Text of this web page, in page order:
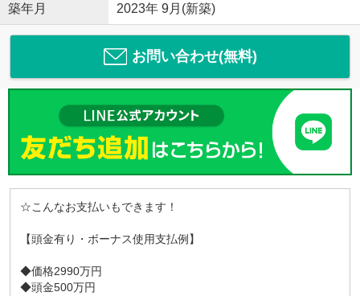
築年月 2023年 9月(新築)
お問い合わせ(無料)
☆こんなお支払いもできます！
【頭金有り・ボーナス使用支払例】
◆価格2990万円
◆頭金500万円